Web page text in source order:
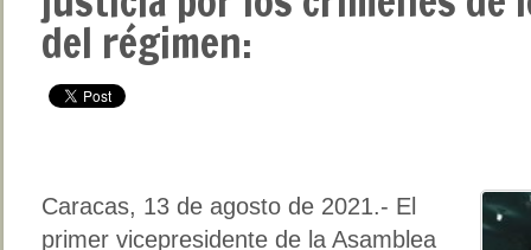
del régimen:
Caracas, 13 de agosto de 2021.- El
primer vicepresidente de la Asamblea